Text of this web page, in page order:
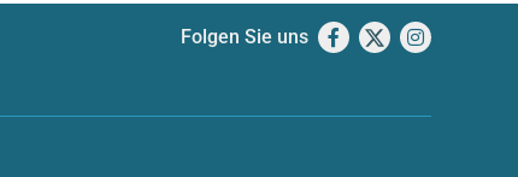
Folgen Sie uns Facebook
X Instagram